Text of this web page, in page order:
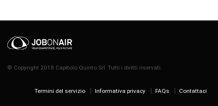
© Copyright 2018 Capitolo Quinto Srl. Tutti i diritti riservati.
Termini del servizio Informativa privacy FAQs Contattaci